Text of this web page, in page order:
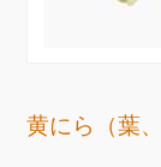
黄にら（葉